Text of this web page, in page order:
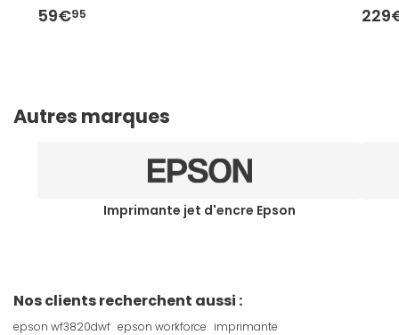
59€95
Autres marques
Imprimante jet d'encre Epson
Nos clients recherchent aussi :
epson wf3820dwf epson workforce imprimante